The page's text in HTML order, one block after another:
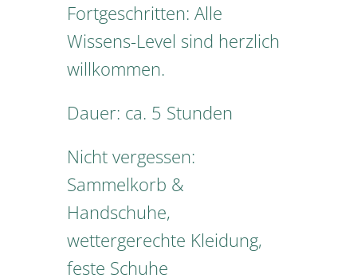
Fortgeschritten: Alle
Wissens-Level sind herzlich
willkommen.
Dauer: ca. 5 Stunden
Nicht vergessen:
Sammelkorb &
Handschuhe,
wettergerechte Kleidung,
feste Schuhe